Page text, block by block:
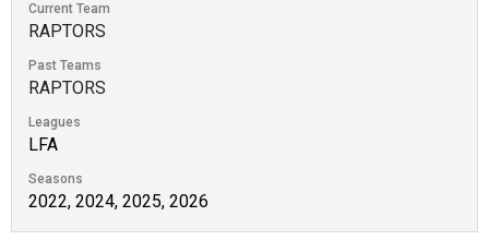
Current Team
RAPTORS
Past Teams
RAPTORS
Leagues
LFA
Seasons
2022, 2024, 2025, 2026